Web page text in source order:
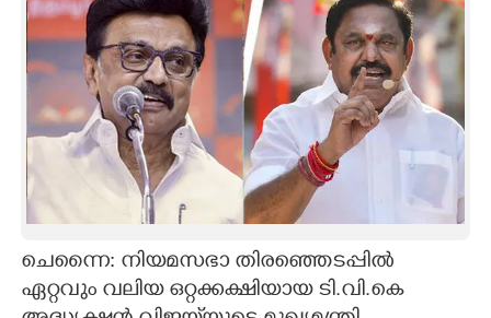
INFO+
ASTRO
CARTOONS
LITERATURE
ചെന്നൈ: നിയമസഭാ തിരഞ്ഞെടപ്പിൽ
ഏറ്റവും വലിയ ഒറ്റക്കക്ഷിയായ ടി.വി.കെ